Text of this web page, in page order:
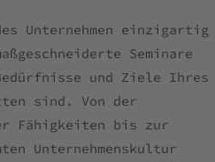
Unternehmen einzigartig
Seminare
und Ziele Ihres
sind. Von der
Fähigkeiten bis zur
Unternehmenskultur